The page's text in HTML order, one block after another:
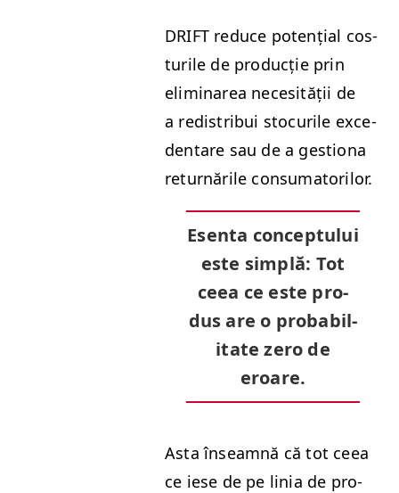
DRIFT reduce potențial cos­
turile de pro­ducție prin
elim­inarea nece­sității de
a redis­tribui stocurile exce­
dentare sau de a ges­tiona
returnările consumatorilor.
Esen­ta con­cep­tu­lui
este sim­plă: Tot
ceea ce este pro­
dus are o prob­a­bil­
i­tate zero de
eroare.
Asta înseam­nă că tot ceea
ce iese de pe linia de pro­